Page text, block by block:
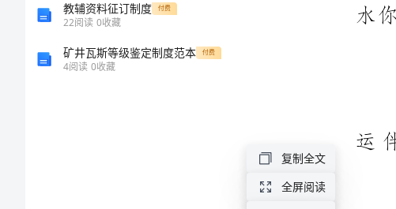
教辅资料征订制度 付费
22阅读 0收藏
矿井瓦斯等级鉴定制度范本 付费
4阅读 0收藏
复制全文
全屏阅读